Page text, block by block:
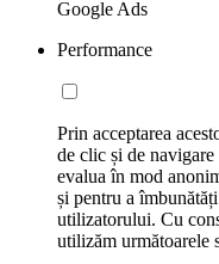
Google Ads
Performance
Prin acceptarea
de clic și de
evalua în mod
și pentru a
utilizatorului. Cu
utilizăm următoarele